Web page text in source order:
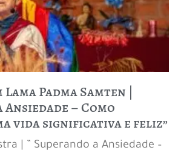
Padma Samten |
Ansiedade – Como
vida significativa e feliz”
| ” Superando a Ansiedade –